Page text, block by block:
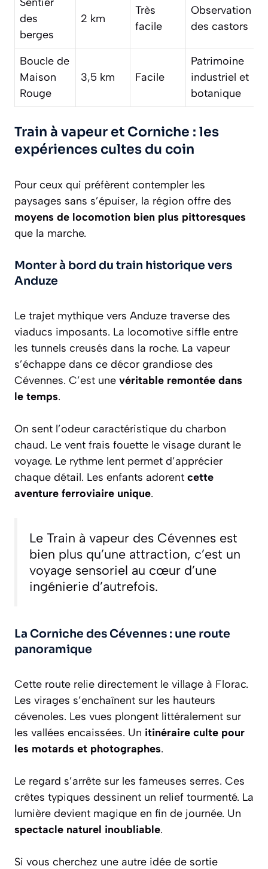
Sentier
des
berges
2 km
Très
facile
Observation
des castors
Boucle de
Maison
Rouge
3,5 km Facile
Patrimoine
industriel et
botanique
Train à vapeur et Corniche : les
expériences cultes du coin
Pour ceux qui préfèrent contempler les
paysages sans s’épuiser, la région offre des
moyens de locomotion bien plus pittoresques
que la marche.
Monter à bord du train historique vers
Anduze
Le trajet mythique vers Anduze traverse des
viaducs imposants. La locomotive siffle entre
les tunnels creusés dans la roche. La vapeur
s’échappe dans ce décor grandiose des
Cévennes. C’est une véritable remontée dans
le temps.
On sent l’odeur caractéristique du charbon
chaud. Le vent frais fouette le visage durant le
voyage. Le rythme lent permet d’apprécier
chaque détail. Les enfants adorent cette
aventure ferroviaire unique.
Le Train à vapeur des Cévennes est
bien plus qu’une attraction, c’est un
voyage sensoriel au cœur d’une
ingénierie d’autrefois.
La Corniche des Cévennes : une route
panoramique
Cette route relie directement le village à Florac.
Les virages s’enchaînent sur les hauteurs
cévenoles. Les vues plongent littéralement sur
les vallées encaissées. Un itinéraire culte pour
les motards et photographes.
Le regard s’arrête sur les fameuses serres. Ces
crêtes typiques dessinent un relief tourmenté. La
lumière devient magique en fin de journée. Un
spectacle naturel inoubliable.
Si vous cherchez une autre idée de sortie